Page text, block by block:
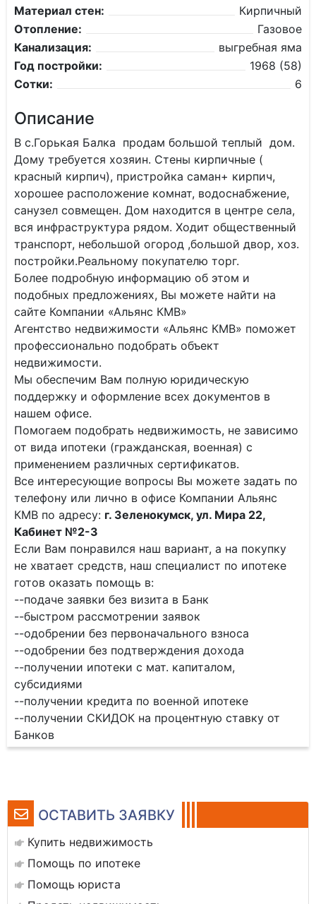
ОСТАВИТЬ ЗАЯВКУ
Купить недвижимость
Помощь по ипотеке
Помощь юриста
Материал стен:
Кирпичный
Отопление:
Газовое
Канализация:
выгребная яма
Год постройки:
1968 (58)
Сотки:
6
Описание
В с.Горькая Балка продам большой теплый дом.
Дому требуется хозяин. Стены кирпичные (
красный кирпич), пристройка саман+ кирпич,
хорошее расположение комнат, водоснабжение,
санузел совмещен. Дом находится в центре села,
вся инфраструктура рядом. Ходит общественный
транспорт, небольшой огород ,большой двор, хоз.
постройки.Реальному покупателю торг.
Более подробную информацию об этом и
подобных предложениях, Вы можете найти на
сайте Компании «Альянс КМВ»
Агентство недвижимости «Альянс КМВ» поможет
профессионально подобрать объект
недвижимости.
Мы обеспечим Вам полную юридическую
поддержку и оформление всех документов в
нашем офисе.
Помогаем подобрать недвижимость, не зависимо
от вида ипотеки (гражданская, военная) с
применением различных сертификатов.
Все интересующие вопросы Вы можете задать по
телефону или лично в офисе Компании Альянс
КМВ по адресу: г. Зеленокумск, ул. Мира 22,
Кабинет №2-3
Если Вам понравился наш вариант, а на покупку
не хватает средств, наш специалист по ипотеке
готов оказать помощь в:
--подаче заявки без визита в Банк
--быстром рассмотрении заявок
--одобрении без первоначального взноса
--одобрении без подтверждения дохода
--получении ипотеки с мат. капиталом,
субсидиями
--получении кредита по военной ипотеке
--получении СКИДОК на процентную ставку от
Банков